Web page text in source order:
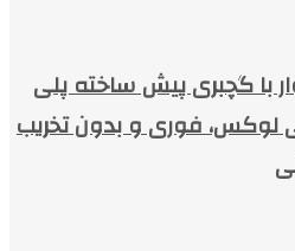
با گچبری پیش ساخته پلی
لوکس، فوری و بدون تخریب